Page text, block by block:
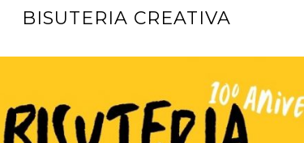
BISUTERIA CREATIVA